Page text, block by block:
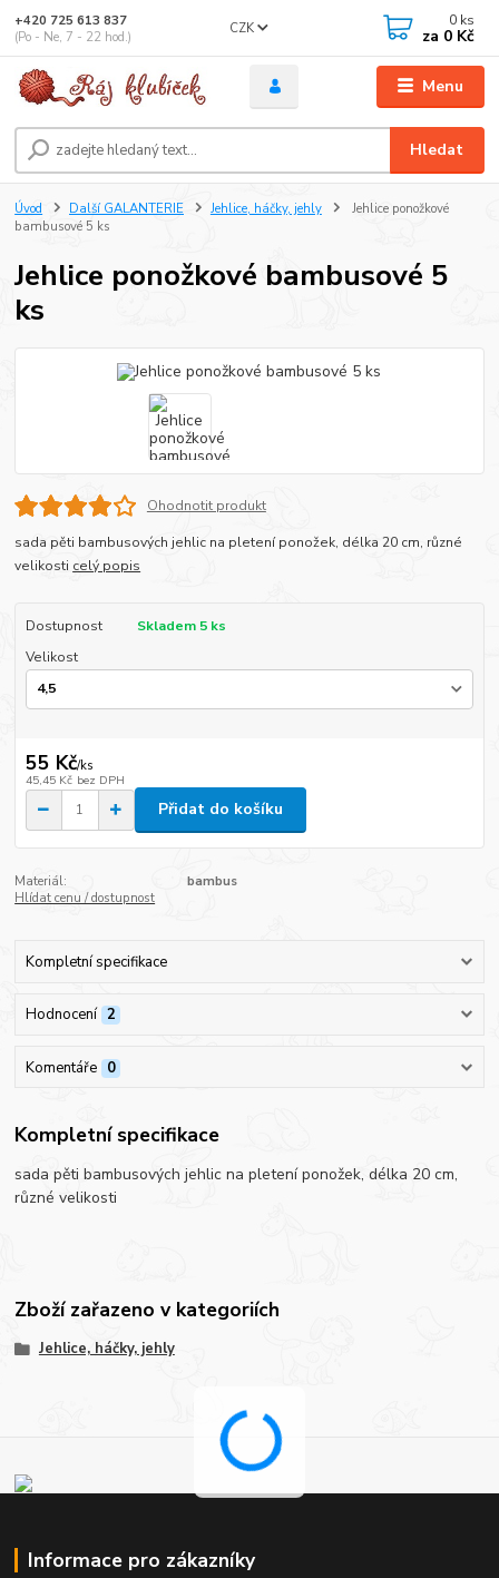
Menu
CZK
Hledat
+420 725 613 837
(Po - Ne, 7 - 22 hod.)
0 ks
za 0 Kč
Úvod Další GALANTERIE Jehlice, háčky, jehly
Jehlice ponožkové
bambusové 5 ks
Jehlice ponožkové bambusové 5
ks
Ohodnotit produkt
sada pěti bambusových jehlic na pletení ponožek, délka 20 cm, různé
velikosti celý popis
Dostupnost
Skladem 5 ks
Velikost
55 Kč/ks
45,45 Kč bez DPH
Přidat do košíku
Materiál:
bambus
Hlídat cenu / dostupnost
Kompletní specifikace
Hodnocení 2
Komentáře 0
Kompletní specifikace
sada pěti bambusových jehlic na pletení ponožek, délka 20 cm,
různé velikosti
Zboží zařazeno v kategoriích
Jehlice, háčky, jehly
Informace pro zákazníky